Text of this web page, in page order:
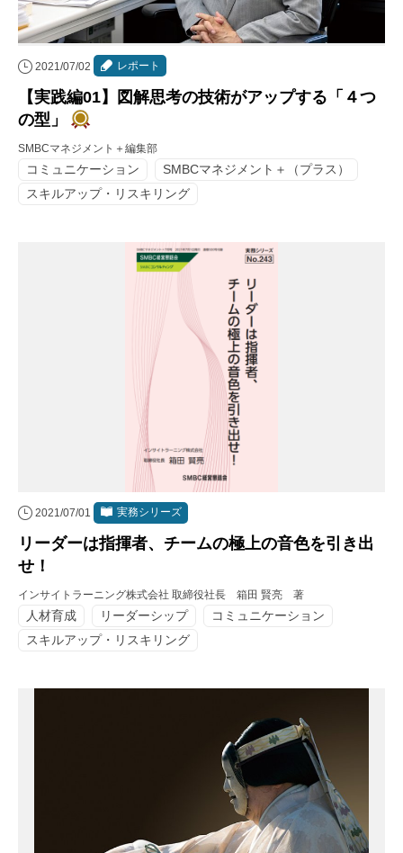
2021/07/02 レポート
【実践編01】図解思考の技術がアップする「４つ
の型」
SMBCマネジメント＋編集部
コミュニケーション
SMBCマネジメント＋（プラス）
スキルアップ・リスキリング
2021/07/01 実務シリーズ
リーダーは指揮者、チームの極上の音色を引き出
せ！
インサイトラーニング株式会社 取締役社長 箱田 賢亮 著
人材育成 リーダーシップ
コミュニケーション
スキルアップ・リスキリング